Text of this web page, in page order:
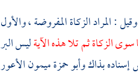
: المراد الزكاة المفروضة ، والأول
الزكاة ثم تلا هذه الآيةليس البر
بذاكوأبو حمزة ميمون الأعور